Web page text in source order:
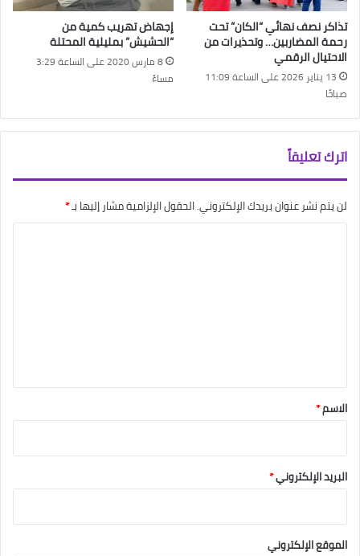
تذاكر نصف نهائي “الكان” تحت
رحمة المضاربين… وتحذيرات من
الاحتيال الرقمي
13 يناير 2026 على الساعة 11:09
صباحًا
إجهاض تهريب كمية من
“الحشيش” بمليلية المحتلة
8 مارس 2020 على الساعة 3:29
مساءً
اترك تعليقاً
لن يتم نشر عنوان بريدك الإلكتروني.الحقول الإلزامية مشار إليها بـ*
*
الاسم*
البريد الإلكتروني*
الموقع الإلكتروني